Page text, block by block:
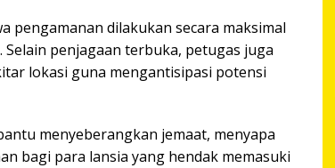
pengamanan dilakukan secara maksimal
penjagaan terbuka, petugas juga
lokasi guna mengantisipasi potensi
menyeberangkan jemaat, menyapa
bagi para lansia yang hendak memasuki